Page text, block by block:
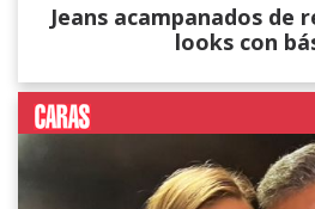
Jeans acampanados de
looks con